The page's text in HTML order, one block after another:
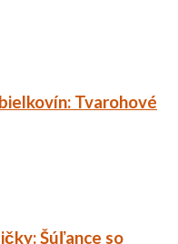
Tvarohové
Šúľance so